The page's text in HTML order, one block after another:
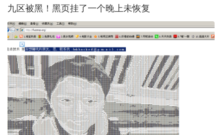
九区被黑！黑页挂了一个晚上未恢复